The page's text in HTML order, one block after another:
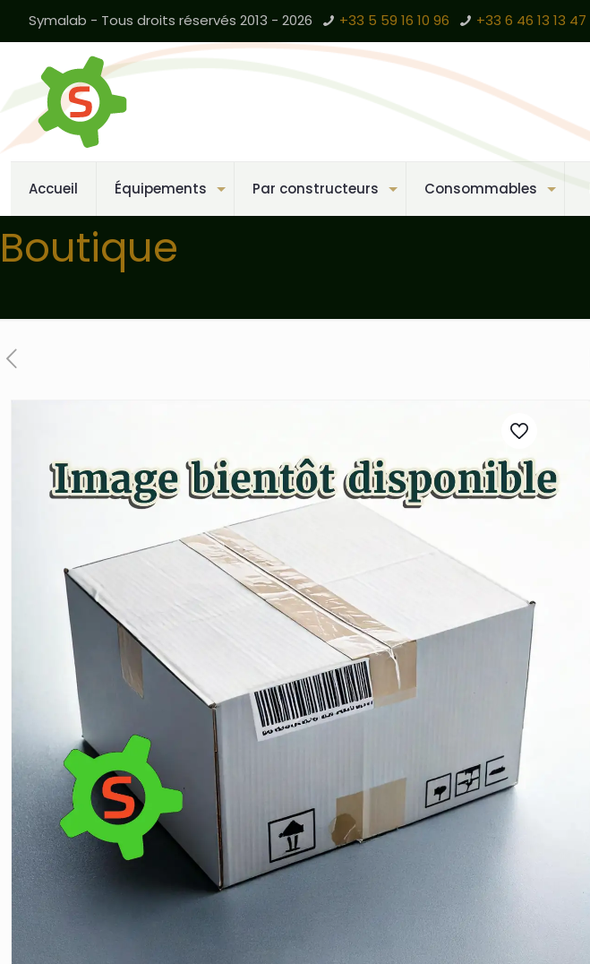
Symalab - Tous droits réservés 2013 - 2026 +33 5 59 16 10 96 +33 6 46 13 13 47
Accueil Équipements Par constructeurs Consommables
Boutique